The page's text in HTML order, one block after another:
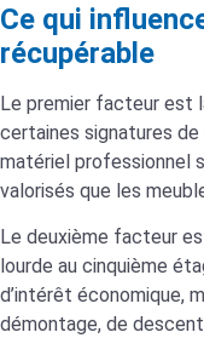
Ce qui
récupérable
Le premier facteur est
certaines signatures
matériel professionnel
valorisés que les
Le deuxième facteur
lourde au cinquième
d’intérêt économique,
démontage, de